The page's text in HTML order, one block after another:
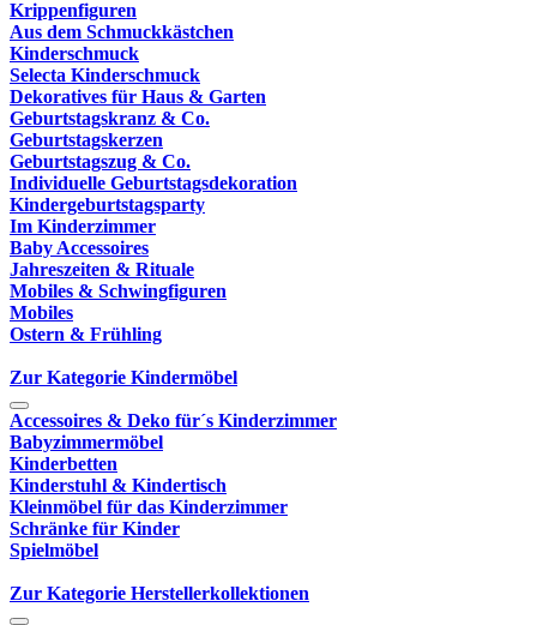
Krippenfiguren
Aus dem Schmuckkästchen
Kinderschmuck
Selecta Kinderschmuck
Dekoratives für Haus & Garten
Geburtstagskranz & Co.
Geburtstagskerzen
Geburtstagszug & Co.
Individuelle Geburtstagsdekoration
Kindergeburtstagsparty
Im Kinderzimmer
Baby Accessoires
Jahreszeiten & Rituale
Mobiles & Schwingfiguren
Mobiles
Ostern & Frühling
Zur Kategorie Kindermöbel
Accessoires & Deko für´s Kinderzimmer
Babyzimmermöbel
Kinderbetten
Kinderstuhl & Kindertisch
Kleinmöbel für das Kinderzimmer
Schränke für Kinder
Spielmöbel
Zur Kategorie Herstellerkollektionen